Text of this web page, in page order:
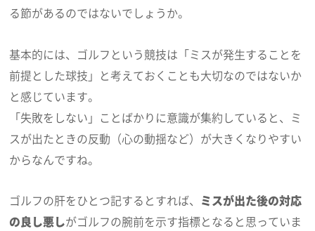
る節があるのではないでしょうか。
基本的には、ゴルフという競技は「ミスが発生することを
前提とした球技」と考えておくことも大切なのではないか
と感じています。
「失敗をしない」ことばかりに意識が集約していると、ミ
スが出たときの反動（心の動揺など）が大きくなりやすい
からなんですね。
ゴルフの肝をひとつ記するとすれば、 ミスが出た後の対応
の良し悪しがゴルフの腕前を示す指標となると思っていま